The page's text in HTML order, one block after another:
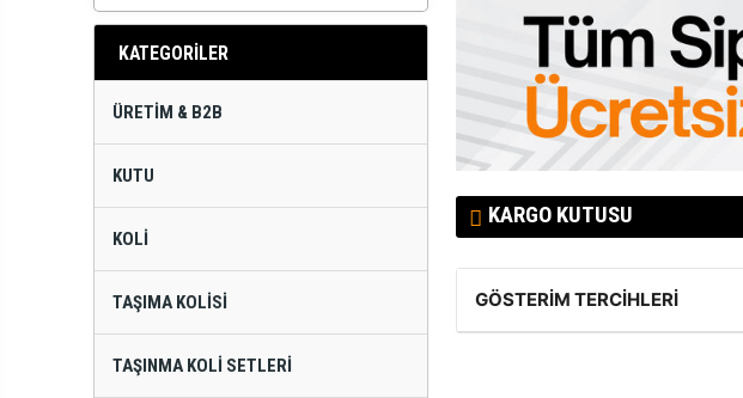
KATEGORİLER
ÜRETIM & B2B
KUTU
KOLI
TAŞIMA KOLISI
TAŞINMA KOLI SETLERI
KARGO KUTUSU
GÖSTERIM TERCIHLERI